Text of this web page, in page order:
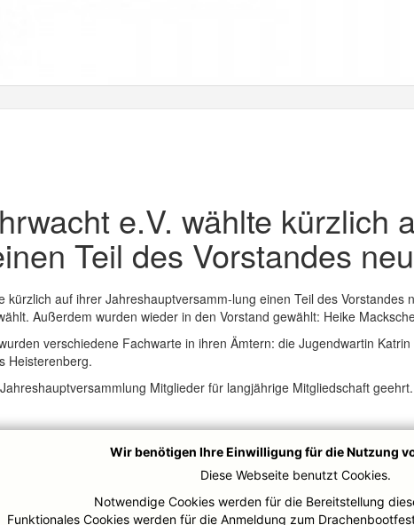
e.V. wählte kürzlich
Teil des Vorstandes neu
kürzlich auf ihrer Jahreshauptversamm-lung einen Teil des
Außerdem wurden wieder in den Vorstand gewählt: Heike
verschiedene Fachwarte in ihren Ämtern: die Jugendwartin
Heisterenberg.
Mitglieder für langjährige Mitgliedschaft geehrt.
Wir benötigen Ihre Einwilligung für die Nutzung
Diese Webseite benutzt Cookies.
Notwendige Cookies werden für die Bereitstellung
Funktionales Cookies werden für die Anmeldung zum